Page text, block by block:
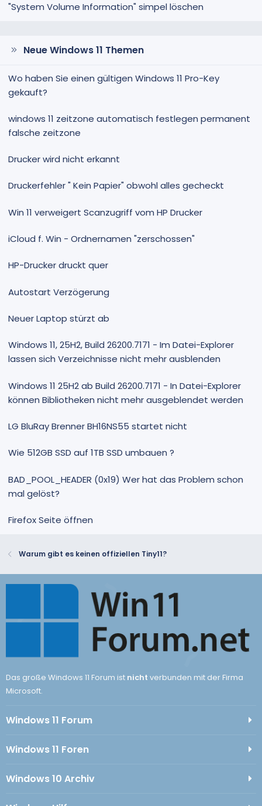
"System Volume Information" simpel löschen
Neue Windows 11 Themen
Wo haben Sie einen gültigen Windows 11 Pro-Key
gekauft?
windows 11 zeitzone automatisch festlegen permanent
falsche zeitzone
Drucker wird nicht erkannt
Druckerfehler " Kein Papier" obwohl alles gecheckt
Win 11 verweigert Scanzugriff vom HP Drucker
iCloud f. Win - Ordnernamen "zerschossen"
HP-Drucker druckt quer
Autostart Verzögerung
Neuer Laptop stürzt ab
Windows 11, 25H2, Build 26200.7171 - Im Datei-Explorer
lassen sich Verzeichnisse nicht mehr ausblenden
Windows 11 25H2 ab Build 26200.7171 - In Datei-Explorer
können Bibliotheken nicht mehr ausgeblendet werden
LG BluRay Brenner BH16NS55 startet nicht
Wie 512GB SSD auf 1TB SSD umbauen ?
BAD_POOL_HEADER (0x19) Wer hat das Problem schon
mal gelöst?
Firefox Seite öffnen
Warum gibt es keinen offiziellen Tiny11?
Das große Windows 11 Forum ist nicht verbunden mit der Firma
Microsoft.
Windows 11 Forum
Windows 11 Foren
Windows 10 Archiv